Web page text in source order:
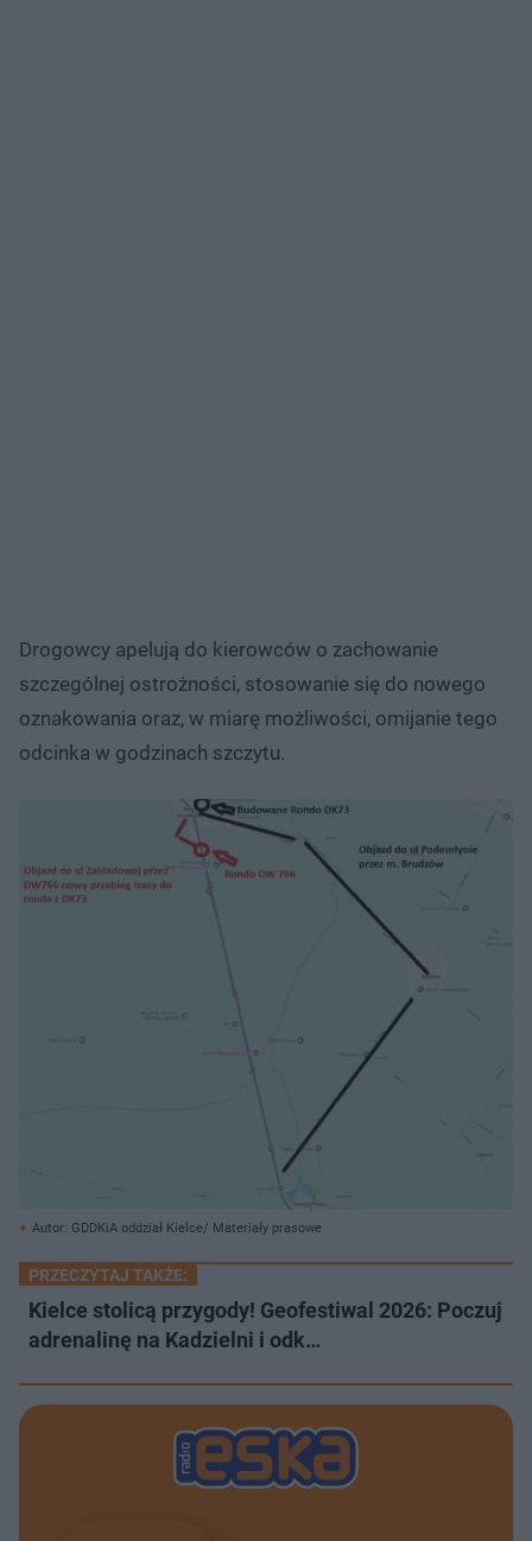
Drogowcy apelują do kierowców o zachowanie
szczególnej ostrożności, stosowanie się do nowego
oznakowania oraz, w miarę możliwości, omijanie tego
odcinka w godzinach szczytu.
Autor: GDDKiA oddział Kielce/ Materiały prasowe
PRZECZYTAJ TAKŻE:
Kielce stolicą przygody! Geofestiwal 2026: Poczuj
adrenalinę na Kadzielni i odk…